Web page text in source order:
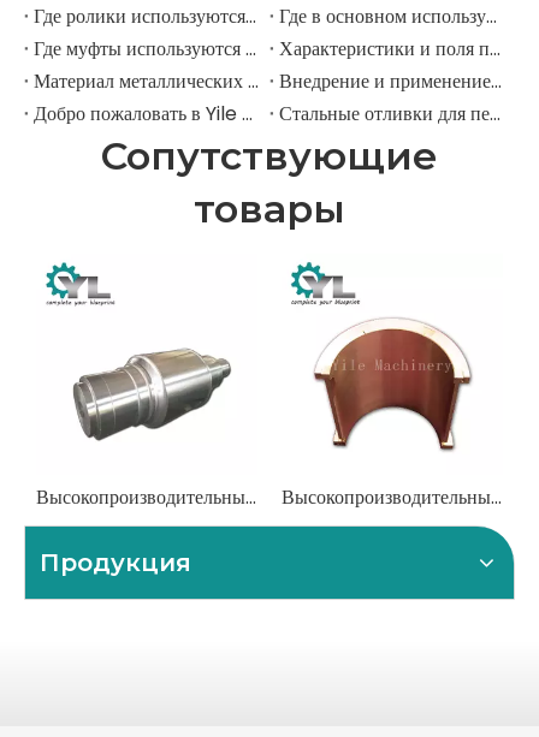
Где ролики используются в крупномасштабном механическом оборудовании?
Где в основном используются промышленные шкивы?
Где муфты используются в промышленном поле?
Характеристики и поля применения шестерни для елочки
Материал металлических передач
Внедрение и применение прямозубых передач.
Добро пожаловать в Yile Machinery
Стальные отливки для передач
Сопутствующие
товары
Высокопроизводительные валки из кованой стали для металлопрокатных станов Высокопроизводительные центробежно-литые бронзовые втулки
Продукция